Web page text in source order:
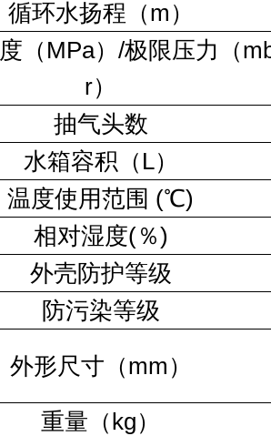
循环水扬程（m ）
（ MPa） /极限压力（
r）
抽气头数
水箱容积（ L）
温度使用范围 (℃)
相对湿度(％)
外壳防护等级
防污染等级
外形尺寸（mm ）
重量（kg）